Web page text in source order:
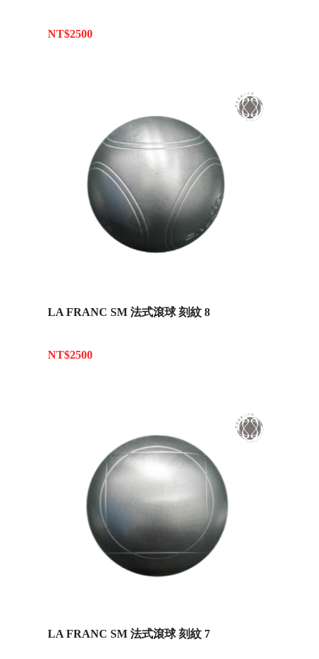
NT$2500
LA FRANC SM 法式滾球 刻紋 8
NT$2500
LA FRANC SM 法式滾球 刻紋 7